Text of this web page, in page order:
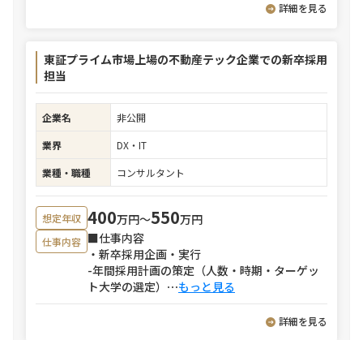
詳細を見る
東証プライム市場上場の不動産テック企業での新卒採用
担当
企業名
非公開
業界
DX・IT
業種・職種
コンサルタント
想定年収 400万円〜550万円
仕事内容 ■仕事内容
・新卒採用企画・実行
-年間採用計画の策定（人数・時期・ターゲッ
ト大学の選定） ⋯もっと見る
詳細を見る